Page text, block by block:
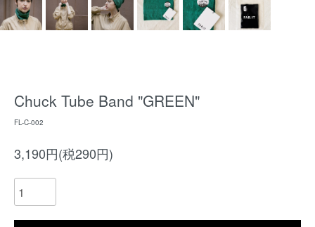
Chuck Tube Band "GREEN"
FL-C-002
3,190円(税290円)